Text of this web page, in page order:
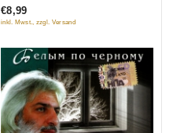
5
€8,99
inkl. Mwst., zzgl. Versand